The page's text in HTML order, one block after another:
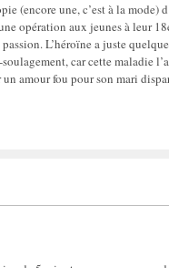
(encore une, c’est à la mode)
opération aux jeunes à leur
L’héroïne a juste
car cette maladie
amour fou pour son mari